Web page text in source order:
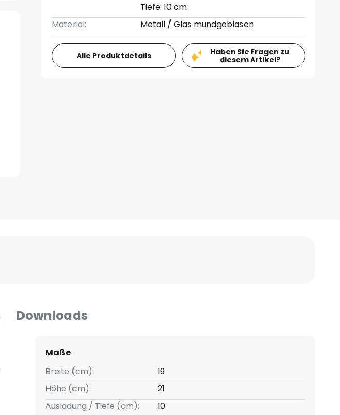
Tiefe: 10 cm
Material:
Metall / Glas mundgeblasen
Alle Produktdetails
Haben Sie Fragen zu
diesem Artikel?
Downloads
Maße
Breite (cm):
19
Höhe (cm):
21
Ausladung / Tiefe (cm):
10